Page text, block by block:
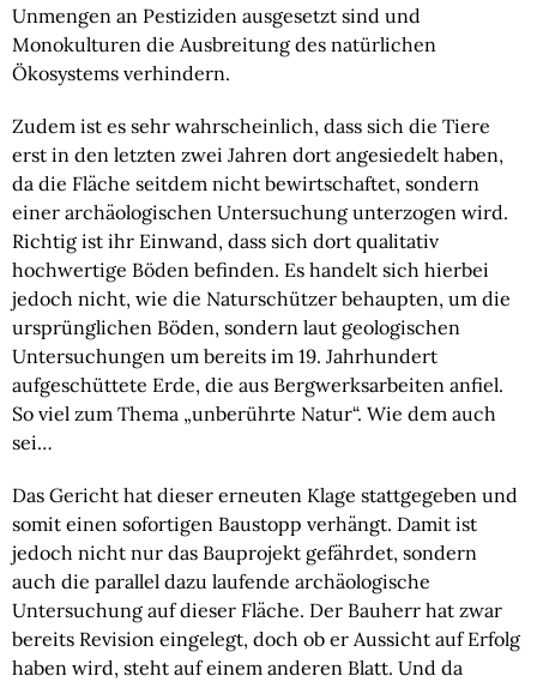
Unmengen an Pestiziden ausgesetzt sind und
Monokulturen die Ausbreitung des natürlichen
Ökosystems verhindern.
Zudem ist es sehr wahrscheinlich, dass sich die Tiere
erst in den letzten zwei Jahren dort angesiedelt haben,
da die Fläche seitdem nicht bewirtschaftet, sondern
einer archäologischen Untersuchung unterzogen wird.
Richtig ist ihr Einwand, dass sich dort qualitativ
hochwertige Böden befinden. Es handelt sich hierbei
jedoch nicht, wie die Naturschützer behaupten, um die
ursprünglichen Böden, sondern laut geologischen
Untersuchungen um bereits im 19. Jahrhundert
aufgeschüttete Erde, die aus Bergwerksarbeiten anfiel.
So viel zum Thema „unberührte Natur“. Wie dem auch
sei…
Das Gericht hat dieser erneuten Klage stattgegeben und
somit einen sofortigen Baustopp verhängt. Damit ist
jedoch nicht nur das Bauprojekt gefährdet, sondern
auch die parallel dazu laufende archäologische
Untersuchung auf dieser Fläche. Der Bauherr hat zwar
bereits Revision eingelegt, doch ob er Aussicht auf Erfolg
haben wird, steht auf einem anderen Blatt. Und da